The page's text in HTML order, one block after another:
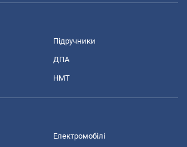
Підручники
ДПА
НМТ
Електромобілі